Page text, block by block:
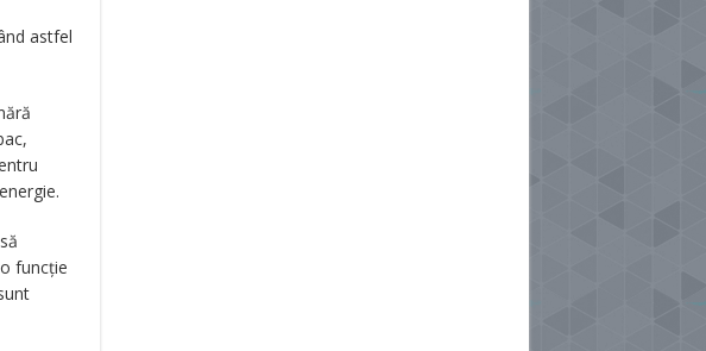
astfel
funcție